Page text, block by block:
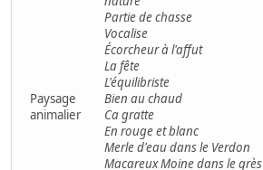
Paysage
animalier
Partie de chasse
Vocalise
Écorcheur à l'affut
La fête
L'équilibriste
Bien au chaud
Ca gratte
En rouge et blanc
Merle d'eau dans le Verdon
Macareux Moine dans le grès